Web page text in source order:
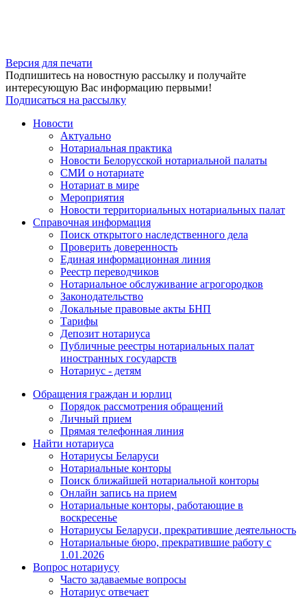
Версия для печати
Подпишитесь на новостную рассылку и получайте
интересующую Вас информацию первыми!
Подписаться на рассылку
Новости
Актуально
Нотариальная практика
Новости Белорусской нотариальной палаты
СМИ о нотариате
Нотариат в мире
Мероприятия
Новости территориальных нотариальных палат
Справочная информация
Поиск открытого наследственного дела
Проверить доверенность
Единая информационная линия
Реестр переводчиков
Нотариальное обслуживание агрогородков
Законодательство
Локальные правовые акты БНП
Тарифы
Депозит нотариуса
Публичные реестры нотариальных палат
иностранных государств
Нотариус - детям
Обращения граждан и юрлиц
Порядок рассмотрения обращений
Личный прием
Прямая телефонная линия
Найти нотариуса
Нотариусы Беларуси
Нотариальные конторы
Поиск ближайшей нотариальной конторы
Онлайн запись на прием
Нотариальные конторы, работающие в
воскресенье
Нотариусы Беларуси, прекратившие деятельность
Нотариальные бюро, прекратившие работу с
1.01.2026
Вопрос нотариусу
Часто задаваемые вопросы
Нотариус отвечает